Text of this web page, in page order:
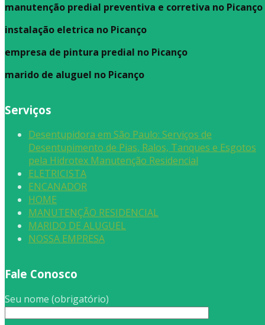
manutenção predial preventiva e corretiva no Picanço
instalação eletrica no Picanço
empresa de pintura predial no Picanço
marido de aluguel no Picanço
Serviços
Desentupidora em São Paulo: Serviços de
Desentupimento de Pias, Ralos, Tanques e Esgotos
pela Hidrotex Manutenção Residencial
ELETRICISTA
ENCANADOR
HOME
MANUTENÇÃO RESIDENCIAL
MARIDO DE ALUGUEL
NOSSA EMPRESA
Fale Conosco
Seu nome (obrigatório)